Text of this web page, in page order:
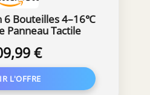
6 Bouteilles 4–16℃
Panneau Tactile
€